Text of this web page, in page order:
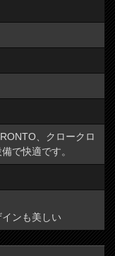
、クロークロ
で快適です。
ンも美しい